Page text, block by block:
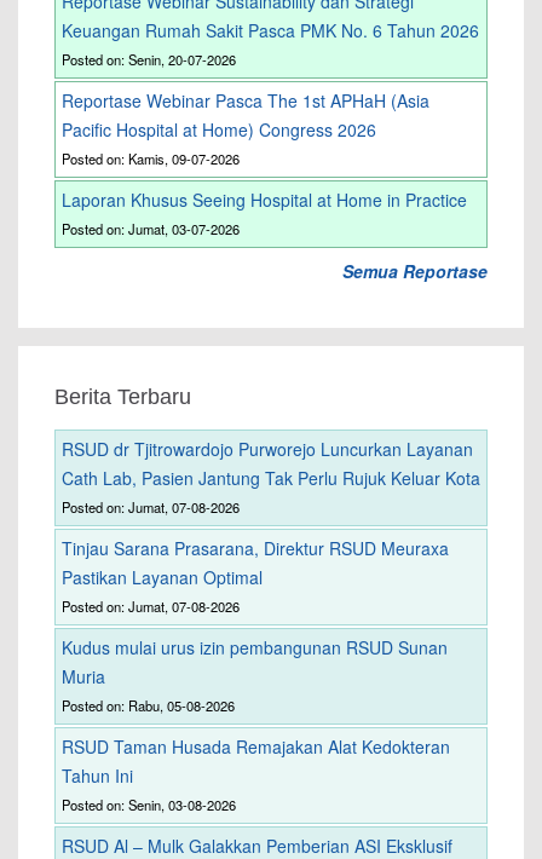
Keuangan Rumah Sakit Pasca PMK No. 6 Tahun 2026
Posted on: Senin, 20-07-2026
Reportase Webinar Pasca The 1st APHaH (Asia
Pacific Hospital at Home) Congress 2026
Posted on: Kamis, 09-07-2026
Laporan Khusus Seeing Hospital at Home in Practice
Posted on: Jumat, 03-07-2026
Semua Reportase
Berita Terbaru
RSUD dr Tjitrowardojo Purworejo Luncurkan Layanan
Cath Lab, Pasien Jantung Tak Perlu Rujuk Keluar Kota
Posted on: Jumat, 07-08-2026
Tinjau Sarana Prasarana, Direktur RSUD Meuraxa
Pastikan Layanan Optimal
Posted on: Jumat, 07-08-2026
Kudus mulai urus izin pembangunan RSUD Sunan
Muria
Posted on: Rabu, 05-08-2026
RSUD Taman Husada Remajakan Alat Kedokteran
Tahun Ini
Posted on: Senin, 03-08-2026
RSUD Al – Mulk Galakkan Pemberian ASI Eksklusif